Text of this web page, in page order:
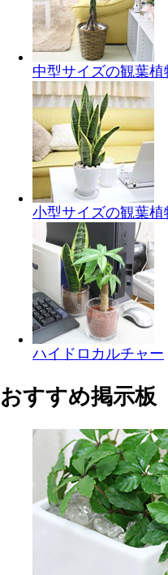
中型サイズの観葉植
小型サイズの観葉植
ハイドロカルチャー
おすすめ掲示板